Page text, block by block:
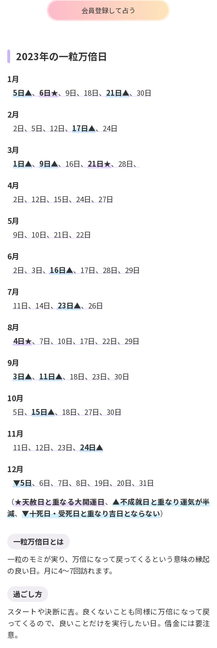
会員登録して占う
2023年の一粒万倍日
1月
5日▲、 6日★、9日、18日、 21日▲、30日
2月
2日、5日、12日、 17日▲、24日
3月
1日▲、 9日▲、16日、 21日★、28日、
4月
2日、12日、15日、24日、27日
5月
9日、10日、21日、22日
6月
2日、3日、 16日▲、17日、28日、29日
7月
11日、14日、 23日▲、26日
8月
4日★、7日、10日、17日、22日、29日
9月
3日▲、 11日▲、18日、23日、30日
10月
5日、 15日▲、18日、27日、30日
11月
11日、12日、23日、 24日▲
12月
▼5日、6日、7日、8日、19日、20日、31日
（★天赦日と重なる大開運日、▲不成就日と重なり運気が半
減、 ▼十死日・受死日と重なり吉日とならない）
一粒万倍日とは
一粒のモミが実り、万倍になって戻ってくるという意味の縁起
の良い日。月に4〜7回訪れます。
過ごし方
スタートや決断に吉。良くないことも同様に万倍になって戻
ってくるので、良いことだけを実行したい日。借金には要注
意。